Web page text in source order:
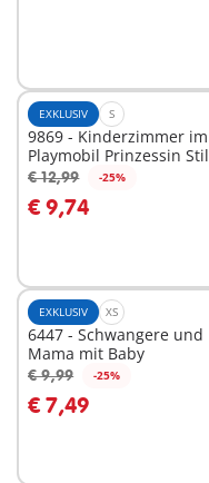
EXKLUSIV S
9869 - Kinderzimmer im
Playmobil Prinzessin Stil
€ 12,99 -25%
€ 9,74
In den Warenkorb
EXKLUSIV XS
6447 - Schwangere und
Mama mit Baby
€ 9,99 -25%
€ 7,49
In den Warenkorb